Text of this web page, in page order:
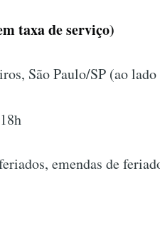
taxa de serviço)
São Paulo/SP (ao lado
emendas de